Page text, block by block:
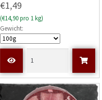
e
r
t
e
t
t
0
€1,49
(€14,90 pro 1 kg)
Gewicht: